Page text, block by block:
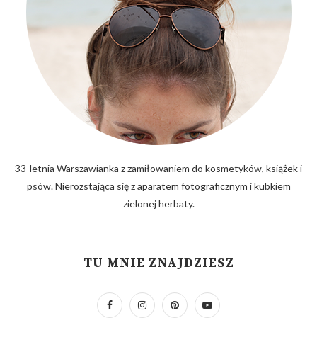
33-letnia Warszawianka z zamiłowaniem do kosmetyków, książek i
psów. Nierozstająca się z aparatem fotograficznym i kubkiem
zielonej herbaty.
TU MNIE ZNAJDZIESZ